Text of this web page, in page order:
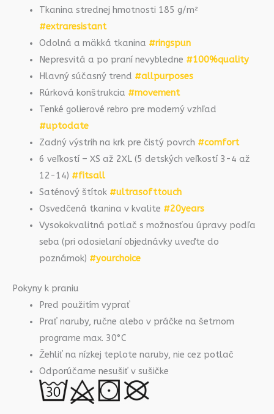
Tkanina strednej hmotnosti 185 g/m²
#extraresistant
Odolná a mäkká tkanina #ringspun
Nepresvitá a po praní nevybledne #100%quality
Hlavný súčasný trend #allpurposes
Rúrková konštrukcia #movement
Tenké golierové rebro pre moderný vzhľad
#uptodate
Zadný výstrih na krk pre čistý povrch #comfort
6 veľkostí – XS až 2XL (5 detských veľkostí 3-4 až
12-14) #fitsall
Saténový štítok #ultrasofttouch
Osvedčená tkanina v kvalite #20years
Vysokokvalitná potlač s možnosťou úpravy podľa
seba (pri odosielaní objednávky uveďte do
poznámok) #yourchoice
Pokyny k praniu
Pred použitím vyprať
Prať naruby, ručne alebo v práčke na šetrnom
programe max. 30°C
Žehliť na nízkej teplote naruby, nie cez potlač
Odporúčame nesušiť v sušičke